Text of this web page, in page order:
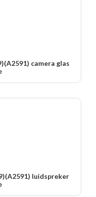
camera glas
luidspreker